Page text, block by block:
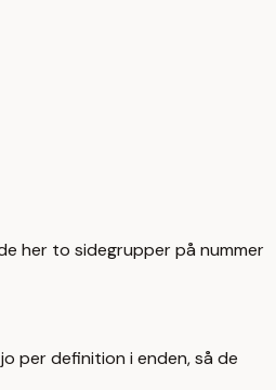
her to sidegrupper på nummer
per definition i enden, så de